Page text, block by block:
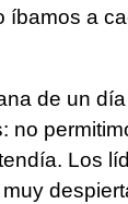
íbamos a
de un
no
Los